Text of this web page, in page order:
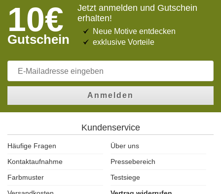
10€
Gutschein
Jetzt anmelden und Gutschein
erhalten!
Neue Motive entdecken
exklusive Vorteile
Anmelden
Kundenservice
Häufige Fragen
Über uns
Kontaktaufnahme
Pressebereich
Farbmuster
Testsiege